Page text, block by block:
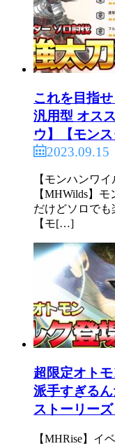
これを目指
汎用型 オス
ウ】【モンス
2023.09.15
【モンハンワ
【MHWilds】
だけどソロで
【モ[…]
超限定オト
派手すぎる
ストーリー
【MHRise】イ